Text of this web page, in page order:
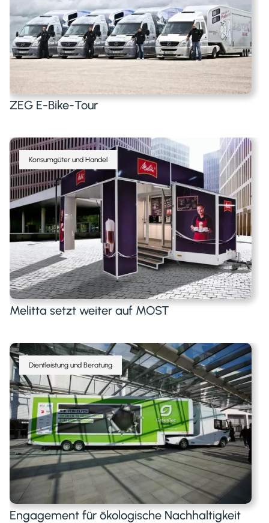
ZEG E-Bike-Tour
Melitta setzt weiter auf MOST
Konsumgüter und Handel
Engagement für ökologische Nachhaltigkeit
Dientleistung und Beratung